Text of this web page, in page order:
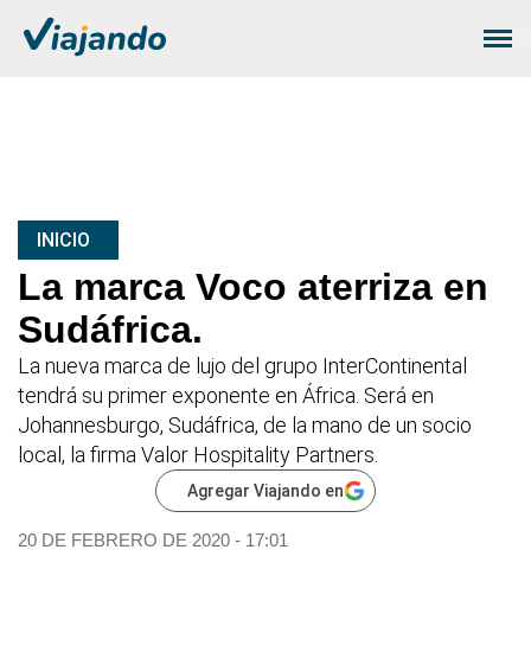
INICIO
La marca Voco aterriza en
Sudáfrica.
La nueva marca de lujo del grupo InterContinental
tendrá su primer exponente en África. Será en
Johannesburgo, Sudáfrica, de la mano de un socio
local, la firma Valor Hospitality Partners.
Agregar Viajando en
20 DE FEBRERO DE 2020 - 17:01